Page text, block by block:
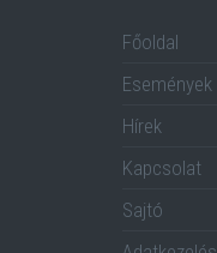
Főoldal
Események
Hírek
Kapcsolat
Sajtó